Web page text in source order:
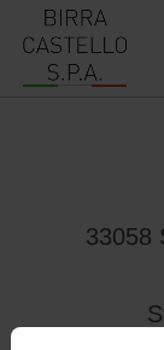
33058